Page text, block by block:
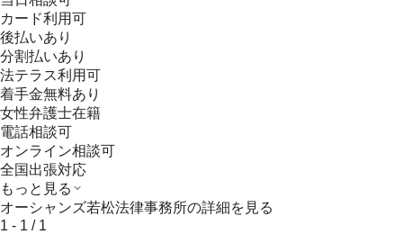
カード利用可
後払いあり
分割払いあり
法テラス利用可
着手金無料あり
女性弁護士在籍
電話相談可
オンライン相談可
全国出張対応
もっと見る
オーシャンズ若松法律事務所の詳細を見る
1 - 1 / 1